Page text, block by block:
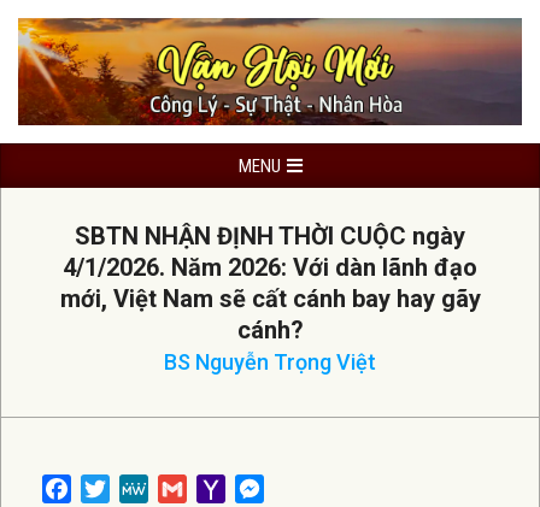
Skip
content
Navigation
MENU
SBTN NHẬN ĐỊNH THỜI CUỘC ngày
4/1/2026. Năm 2026: Với dàn lãnh đạo
mới, Việt Nam sẽ cất cánh bay hay gãy
cánh?
BS Nguyễn Trọng Việt
Facebook
TwitterMeWeGmailYahoo